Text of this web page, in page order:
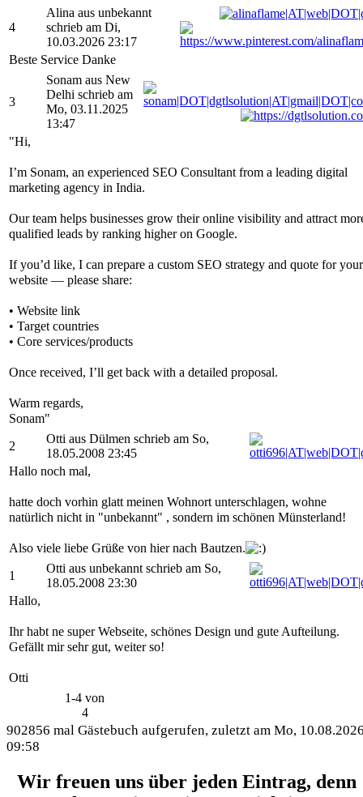
4
Alina aus unbekannt
schrieb am Di,
10.03.2026 23:17
Beste Service Danke
3
Sonam aus New
Delhi schrieb am
Mo, 03.11.2025
13:47
"Hi,
I’m Sonam, an experienced SEO Consultant from a leading digital
marketing agency in India.
Our team helps businesses grow their online visibility and attract
qualified leads by ranking higher on Google.
If you’d like, I can prepare a custom SEO strategy and quote for your
website — please share:
• Website link
• Target countries
• Core services/products
Once received, I’ll get back with a detailed proposal.
Warm regards,
Sonam"
2
Otti aus Dülmen schrieb am So,
18.05.2008 23:45
Hallo noch mal,
hatte doch vorhin glatt meinen Wohnort unterschlagen, wohne
natürlich nicht in "unbekannt" , sondern im schönen Münsterland!
Also viele liebe Grüße von hier nach Bautzen.
1
Otti aus unbekannt schrieb am So,
18.05.2008 23:30
Hallo,
Ihr habt ne super Webseite, schönes Design und gute Aufteilung.
Gefällt mir sehr gut, weiter so!
Otti
1-4 von
4
902856 mal Gästebuch aufgerufen, zuletzt am Mo,
09:58
Wir freuen uns über jeden Eintrag, denn